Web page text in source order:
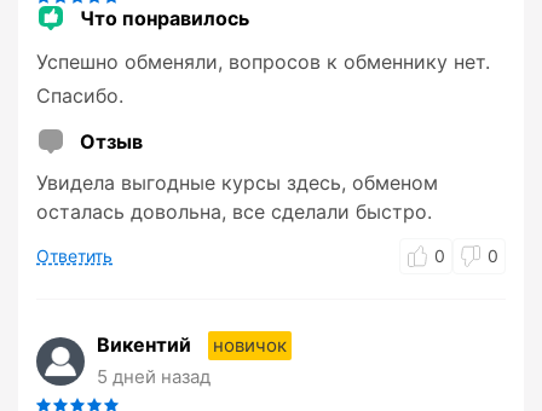
Что понравилось
Успешно обменяли, вопросов к обменнику нет.
Спасибо.
Отзыв
Увидела выгодные курсы здесь, обменом
осталась довольна, все сделали быстро.
Ответить 0 0
Викентий
новичок
5 дней назад